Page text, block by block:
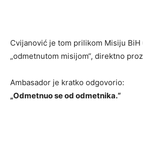
Cvijanović je tom prilikom Misiju BiH
„odmetnutom misijom“, direktno
Ambasador je kratko odgovorio:
„Odmetnuo se od odmetnika.“